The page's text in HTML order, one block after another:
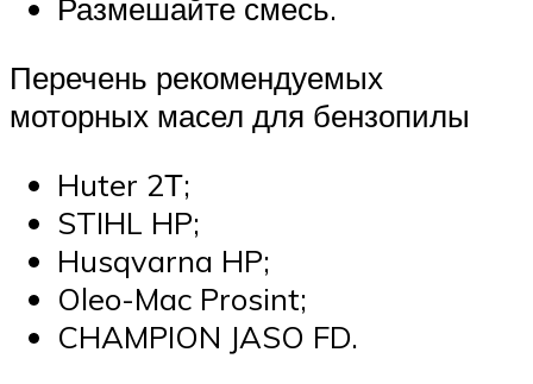
Размешайте смесь.
Перечень рекомендуемых
моторных масел для бензопилы
Huter 2Т;
STIHL HP;
Husqvarna HP;
Oleo-Mac Prosint;
CHAMPION JASO FD.